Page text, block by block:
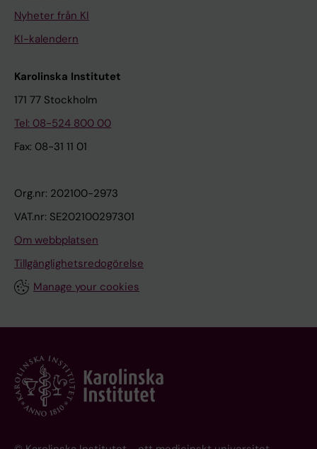
Nyheter från KI
KI-kalendern
Karolinska Institutet
171 77 Stockholm
Tel: 08-524 800 00
Fax: 08-31 11 01
Org.nr: 202100-2973
VAT.nr: SE202100297301
Om webbplatsen
Tillgänglighetsredogörelse
Manage your cookies